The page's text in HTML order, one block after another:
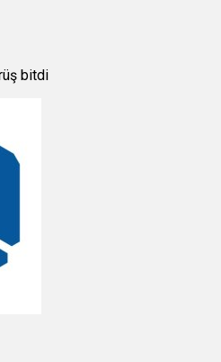
bitdi